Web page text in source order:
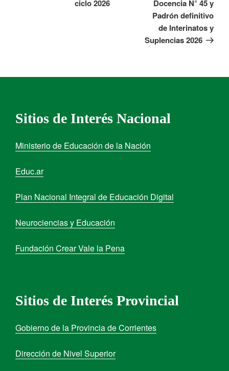
ciclo 2026
Docencia N° 45 y
Padrón definitivo
de Interinatos y
Suplencias 2026
Sitios de Interés Nacional
Ministerio de Educación de la Nación
Educ.ar
Plan Nacional Integral de Educación Digital
Neurociencias y Educación
Fundación Crear Vale la Pena
Sitios de Interés Provincial
Gobierno de la Provincia de Corrientes
Dirección de Nivel Superior